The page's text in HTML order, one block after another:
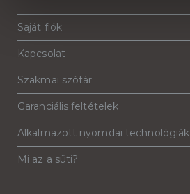
Saját fiók
Kapcsolat
Szakmai szótár
Garanciális feltételek
Alkalmazott nyomdai technológiák
Mi az a süti?